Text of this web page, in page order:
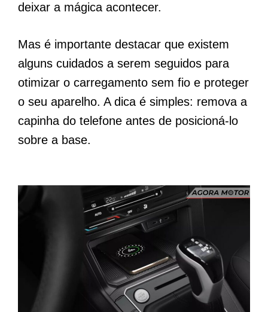
deixar a mágica acontecer.
Mas é importante destacar que existem
alguns cuidados a serem seguidos para
otimizar o carregamento sem fio e proteger
o seu aparelho. A dica é simples: remova a
capinha do telefone antes de posicioná-lo
sobre a base.